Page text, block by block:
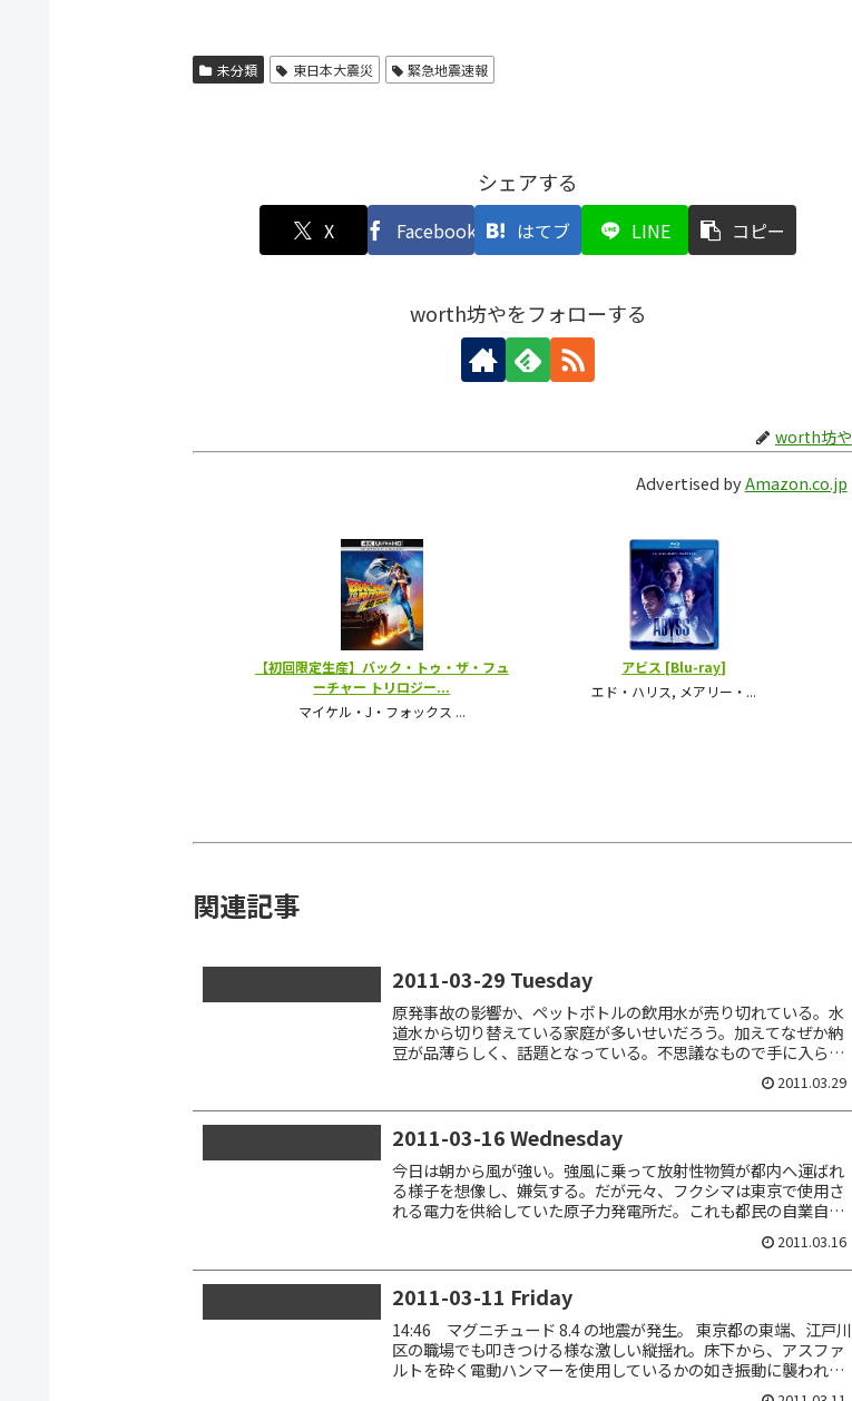
未分類 東日本大震災 緊急地震速報
シェアする
X Facebook はてブ LINE コピー
worth坊やをフォローする
worth坊や
Advertised byAmazon.co.jp
関連記事
2011-03-29 Tuesday
原発事故の影響か、ペットボトルの飲用水が売り切れている。水
道水から切り替えている家庭が多いせいだろう。加えてなぜか納
豆が品薄らしく、話題となっている。不思議なもので手に入らな
いとなると俄然食べたくなる。なのでスーパーを何軒か回って入
2011.03.29
2011-03-16 Wednesday
今日は朝から風が強い。強風に乗って放射性物質が都内へ運ばれ
る様子を想像し、嫌気する。だが元々、フクシマは東京で使用さ
れる電力を供給していた原子力発電所だ。これも都民の自業自得
なのだろう。 出社。ここ数日サボッていたせいか、仕事が溜まっ
2011.03.16
2011-03-11 Friday
14:46 マグニチュード 8.4 の地震が発生。 東京都の東端、江戸川
区の職場でも叩きつける様な激しい縦揺れ。床下から、アスファ
ルトを砕く電動ハンマーを使用しているかの如き振動に襲われ
る。その時オレは PC で作業をしていたが、尋常ならぬ...